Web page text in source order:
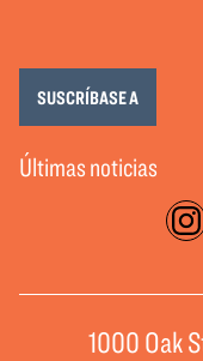
Últimas noticias
SUSCRÍBASE A
1000 Oak